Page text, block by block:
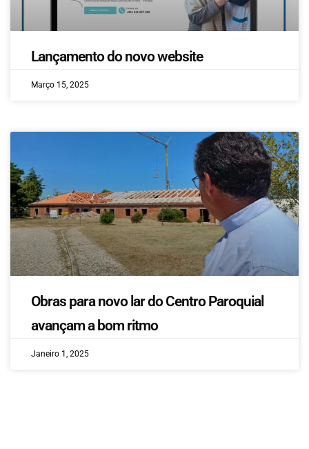
Lançamento do novo website
Março 15, 2025
Obras para novo lar do Centro Paroquial
avançam a bom ritmo
Janeiro 1, 2025